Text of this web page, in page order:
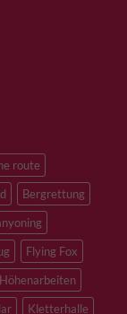
route
Bergrettung
Flying Fox
Höhenarbeiten
Kletterhalle